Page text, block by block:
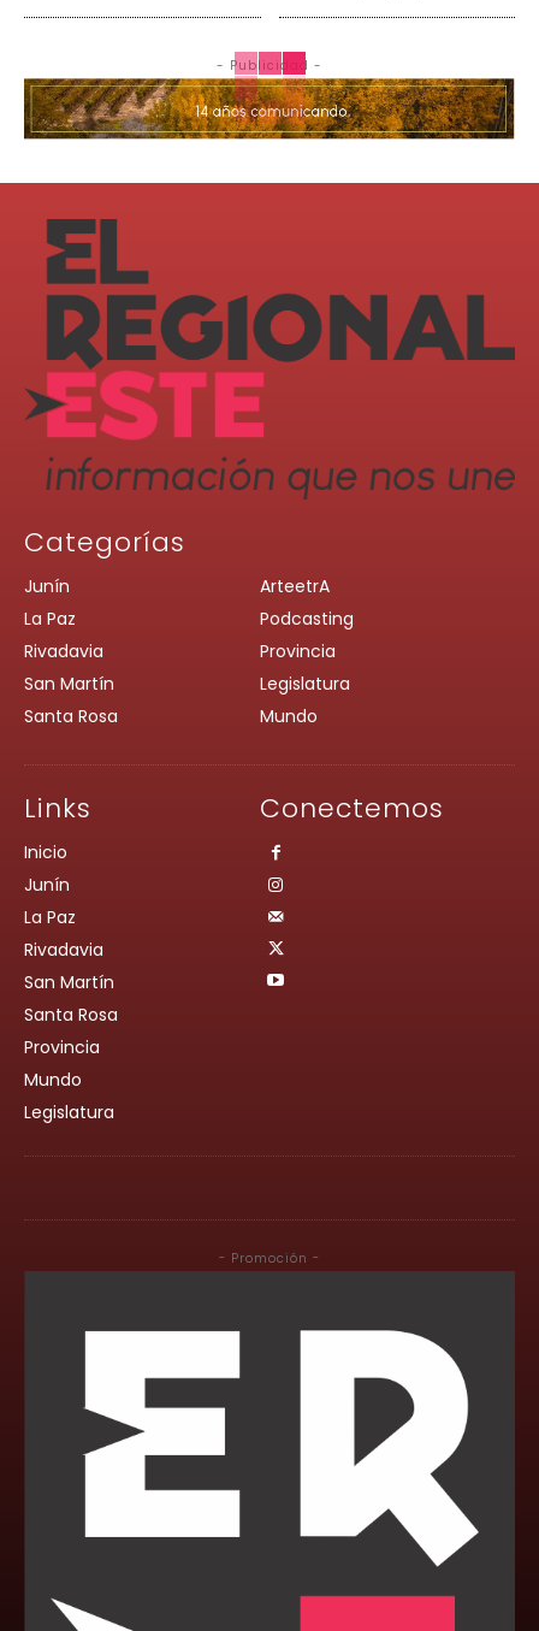
- Publicidad -
Categorías
Junín
La Paz
Rivadavia
San Martín
Santa Rosa
ArteetrA
Podcasting
Provincia
Legislatura
Mundo
Links
Inicio
Junín
La Paz
Rivadavia
San Martín
Santa Rosa
Provincia
Mundo
Legislatura
Conectemos
- Promoción -